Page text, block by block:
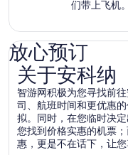
们带上飞机。
放心预订
关于安科纳
智游网积极为您寻找前
司、航班时间和更优惠
拟。同时，在您临时决
您找到价格实惠的机票
惠，更是不在话下，让您
关于安科纳